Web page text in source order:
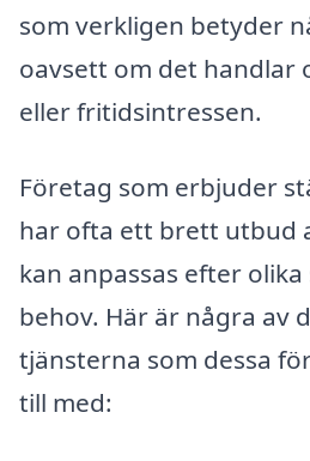
som verkligen betyder
oavsett om det handlar
eller fritidsintressen.
Företag som erbjuder
har ofta ett brett utbud
kan anpassas efter
behov. Här är några av
tjänsterna som dessa
till med: